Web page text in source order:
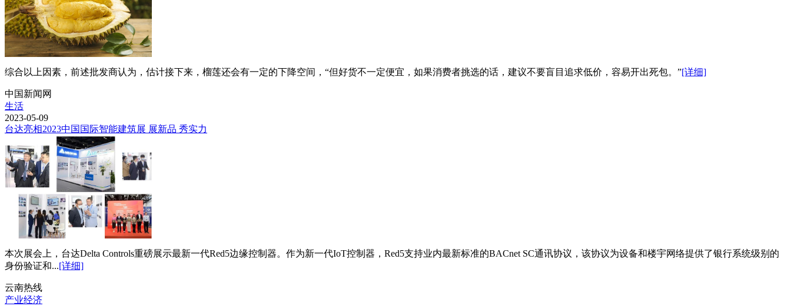
综合以上因素，前述批发商认为，估计接下来，榴莲还会有一定的下降空间，“但好货不一定便宜，如果消费者挑选的话，建议不要盲目追求低价，容易开出死包。”[详细]
中国新闻网
生活
2023-05-09
台达亮相2023中国国际智能建筑展 展新品 秀实力
本次展会上，台达Delta Controls重磅展示最新一代Red5边缘控制器。作为新一代IoT控制器，Red5支持业内最新标准的BACnet SC通讯协议，该协议为设备和楼宇网络提供了银行系统级别的
身份验证和...[详细]
云南热线
产业经济